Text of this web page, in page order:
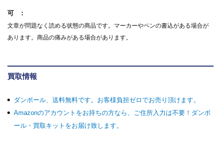
可
文章が問題なく読める状態の商品です。マーカーやペンの書込がある場合が
あります。商品の痛みがある場合があります。
買取情報
ダンボール、送料無料です。お客様負担ゼロでお売り頂けます。
Amazonのアカウントをお持ちの方なら、ご住所入力は不要！ダンボ
ール・買取キットをお届け致します。